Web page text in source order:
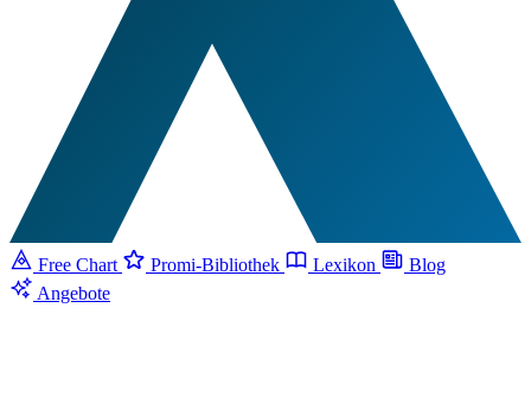
Free Chart Promi-Bibliothek Lexikon
Blog
Angebote